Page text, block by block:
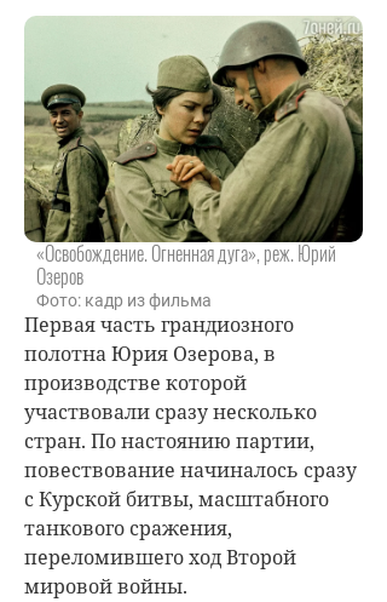
«Освобождение. Огненная дуга», реж. Юрий
Озеров
Фото: кадр из фильма
Первая часть грандиозного
полотна Юрия Озерова, в
производстве которой
участвовали сразу несколько
стран. По настоянию партии,
повествование начиналось сразу
с Курской битвы, масштабного
танкового сражения,
переломившего ход Второй
мировой войны.